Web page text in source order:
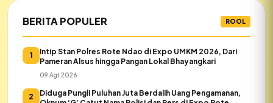
BERITA POPULER ROOL
1
Intip Stan Polres Rote Ndao di Expo UMKM 2026, Dari
Pameran Alsus hingga Pangan Lokal Bhayangkari
09 Agt 2026
2
Diduga Pungli Puluhan Juta Berdalih Uang Pengamanan,